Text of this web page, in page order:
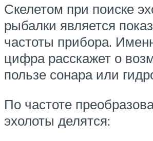
Скелетом при поиске
рыбалки является
частоты прибора.
цифра расскажет о
пользе сонара или
По частоте
эхолоты делятся: